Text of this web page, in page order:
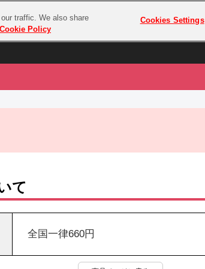
プレミアム会員とは
STAGE
ラブライブ！サンシャイン‼
アイドリッシュセブン
て
全国一律660円
traffic. We also share
Cookie Policy
Cookies Settings